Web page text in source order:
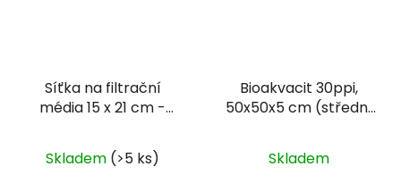
Síťka na filtrační
média 15 x 21 cm -
filter media bag S
Skladem (>5 ks)
Bioakvacit 30ppi,
50x50x5 cm (střední
Skladem